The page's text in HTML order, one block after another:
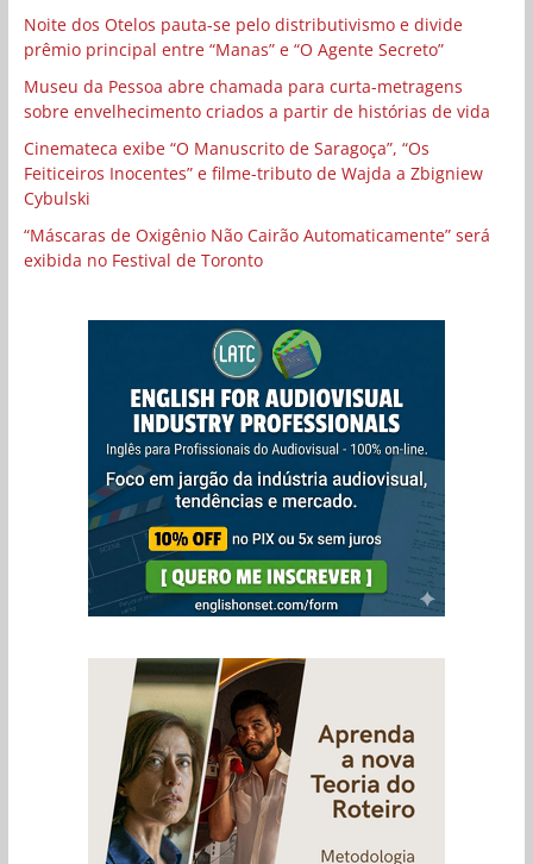
Noite dos Otelos pauta-se pelo distributivismo e divide
prêmio principal entre “Manas” e “O Agente Secreto”
Museu da Pessoa abre chamada para curta-metragens
sobre envelhecimento criados a partir de histórias de vida
Cinemateca exibe “O Manuscrito de Saragoça”, “Os
Feiticeiros Inocentes” e filme-tributo de Wajda a Zbigniew
Cybulski
“Máscaras de Oxigênio Não Cairão Automaticamente” será
exibida no Festival de Toronto